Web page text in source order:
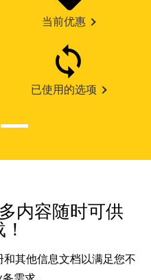
当前优惠
已使用的选项
内容随时可供
其他信息文档以满足您不